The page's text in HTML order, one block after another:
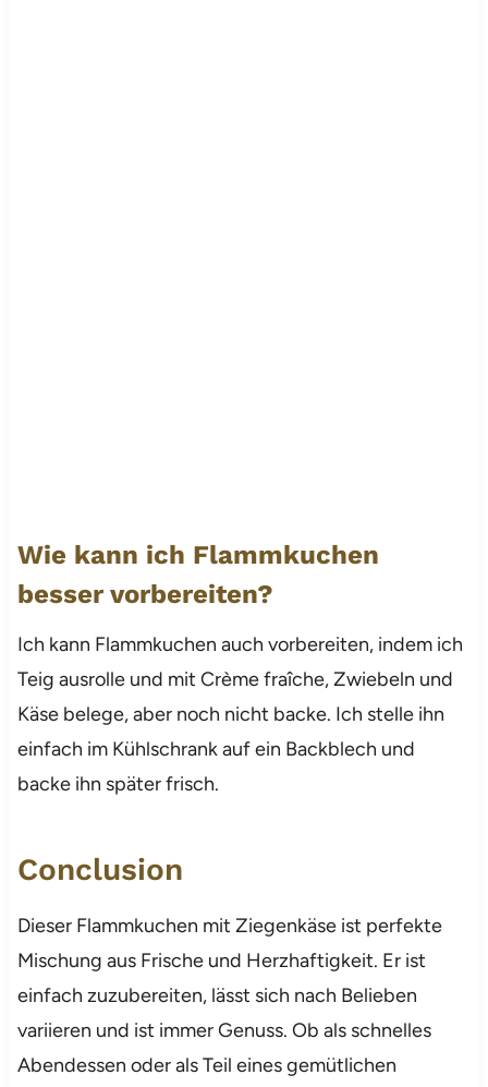
Wie kann ich Flammkuchen
besser vorbereiten?
Ich kann Flammkuchen auch vorbereiten, indem ich
Teig ausrolle und mit Crème fraîche, Zwiebeln und
Käse belege, aber noch nicht backe. Ich stelle ihn
einfach im Kühlschrank auf ein Backblech und
backe ihn später frisch.
Conclusion
Dieser Flammkuchen mit Ziegenkäse ist perfekte
Mischung aus Frische und Herzhaftigkeit. Er ist
einfach zuzubereiten, lässt sich nach Belieben
variieren und ist immer Genuss. Ob als schnelles
Abendessen oder als Teil eines gemütlichen